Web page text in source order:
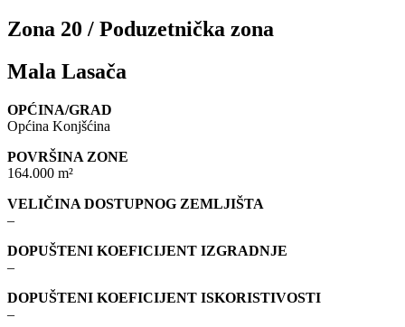
Zona 20 / Poduzetnička zona
Mala Lasača
OPĆINA/GRAD
Općina Konjšćina
POVRŠINA ZONE
164.000 m²
VELIČINA DOSTUPNOG ZEMLJIŠTA
–
DOPUŠTENI KOEFICIJENT IZGRADNJE
–
DOPUŠTENI KOEFICIJENT ISKORISTIVOSTI
–